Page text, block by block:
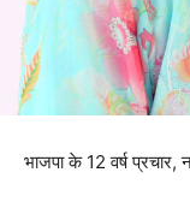
भाजपा के 12 वर्ष